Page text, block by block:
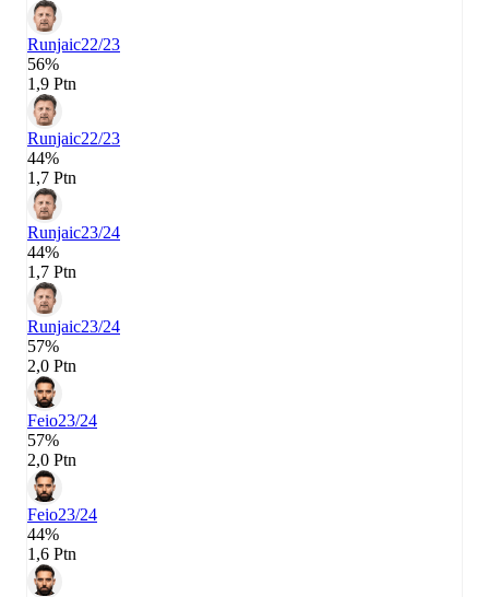
Runjaic22/23
56%
1,9 Ptn
Runjaic22/23
44%
1,7 Ptn
Runjaic23/24
44%
1,7 Ptn
Runjaic23/24
57%
2,0 Ptn
Feio23/24
57%
2,0 Ptn
Feio23/24
44%
1,6 Ptn